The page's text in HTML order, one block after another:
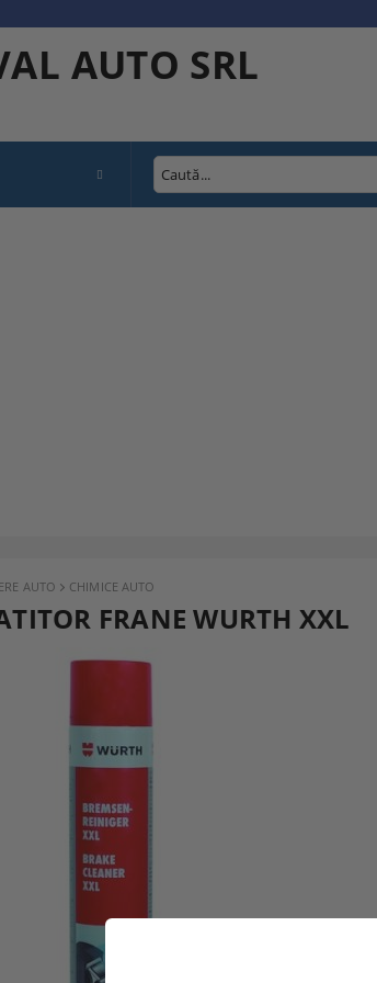
AUTO SRL
AUTO CHIMICE AUTO
FRANE WURTH XXL